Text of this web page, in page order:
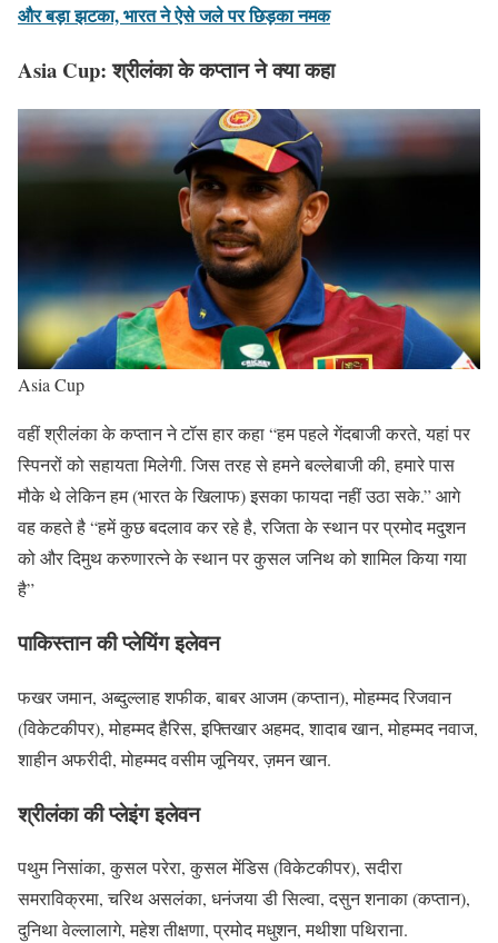
और बड़ा झटका, भारत ने ऐसे जले पर छिड़का नमक
Asia Cup: श्रीलंका के कप्तान ने क्या कहा
Asia Cup
वहीं श्रीलंका के कप्तान ने टॉस हार कहा “हम पहले गेंदबाजी करते, यहां पर
स्पिनरों को सहायता मिलेगी. जिस तरह से हमने बल्लेबाजी की, हमारे पास
मौके थे लेकिन हम (भारत के खिलाफ) इसका फायदा नहीं उठा सके.” आगे
वह कहते है “हमें कुछ बदलाव कर रहे है, रजिता के स्थान पर प्रमोद मदुशन
को और दिमुथ करुणारत्ने के स्थान पर कुसल जनिथ को शामिल किया गया
है”
पाकिस्तान की प्लेयिंग इलेवन
फखर जमान, अब्दुल्लाह शफीक, बाबर आजम (कप्तान), मोहम्मद रिजवान
(विकेटकीपर), मोहम्मद हैरिस, इफ्तिखार अहमद, शादाब खान, मोहम्मद नवाज,
शाहीन अफरीदी, मोहम्मद वसीम जूनियर, ज़मन खान.
श्रीलंका की प्लेइंग इलेवन
पथुम निसांका, कुसल परेरा, कुसल मेंडिस (विकेटकीपर), सदीरा
समराविक्रमा, चरिथ असलंका, धनंजया डी सिल्वा, दसुन शनाका (कप्तान),
दुनिथा वेल्लालागे, महेश तीक्षणा, प्रमोद मधुशन, मथीशा पथिराना.